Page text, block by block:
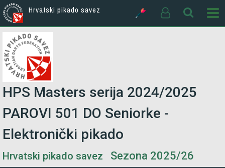
Hrvatski pikado savez
HPS Masters serija 2024/2025
PAROVI 501 DO Seniorke -
Elektronički pikado
Hrvatski pikado savez Sezona 2025/26